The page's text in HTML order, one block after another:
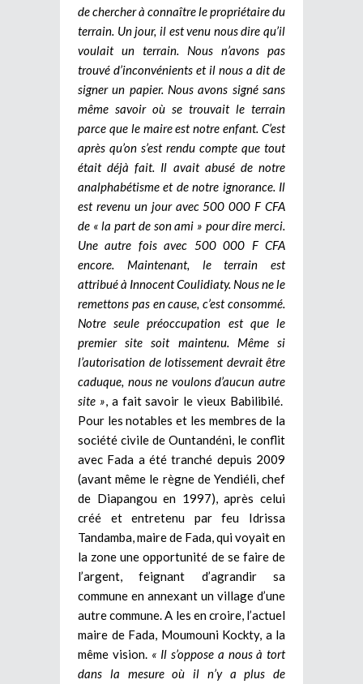
de chercher à connaître le propriétaire du
terrain. Un jour, il est venu nous dire qu’il
voulait un terrain. Nous n’avons pas
trouvé d’inconvénients et il nous a dit de
signer un papier. Nous avons signé sans
même savoir où se trouvait le terrain
parce que le maire est notre enfant. C’est
après qu’on s’est rendu compte que tout
était déjà fait. Il avait abusé de notre
analphabétisme et de notre ignorance. Il
est revenu un jour avec 500 000 F CFA
de « la part de son ami » pour dire merci.
Une autre fois avec 500 000 F CFA
encore. Maintenant, le terrain est
attribué à Innocent Coulidiaty. Nous ne le
remettons pas en cause, c’est consommé.
Notre seule préoccupation est que le
premier site soit maintenu. Même si
l’autorisation de lotissement devrait être
caduque, nous ne voulons d’aucun autre
site » , a fait savoir le vieux Babilibilé.
Pour les notables et les membres de la
société civile de Ountandéni, le conflit
avec Fada a été tranché depuis 2009
(avant même le règne de Yendiéli, chef
de Diapangou en 1997), après celui
créé et entretenu par feu Idrissa
Tandamba, maire de Fada, qui voyait en
la zone une opportunité de se faire de
l’argent, feignant d’agrandir sa
commune en annexant un village d’une
autre commune. A les en croire, l’actuel
maire de Fada, Moumouni Kockty, a la
même vision. « Il s’oppose a nous à tort
dans la mesure où il n’y a plus de